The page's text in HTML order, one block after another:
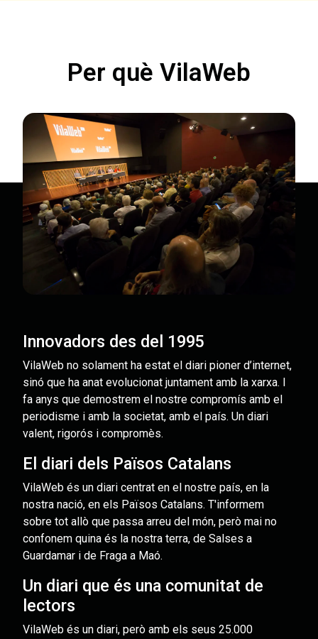
Per què VilaWeb
Innovadors des del 1995
VilaWeb no solament ha estat el diari pioner d’internet,
sinó que ha anat evolucionat juntament amb la xarxa. I
fa anys que demostrem el nostre compromís amb el
periodisme i amb la societat, amb el país. Un diari
valent, rigorós i compromès.
El diari dels Països Catalans
VilaWeb és un diari centrat en el nostre país, en la
nostra nació, en els Països Catalans. T'informem
sobre tot allò que passa arreu del món, però mai no
confonem quina és la nostra terra, de Salses a
Guardamar i de Fraga a Maó.
Un diari que és una comunitat de
lectors
VilaWeb és un diari, però amb els seus 25.000